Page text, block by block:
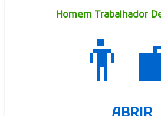
Skate
🛹